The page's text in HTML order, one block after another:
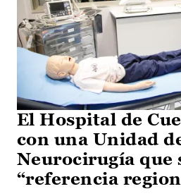
El Hospital de
con una Unidad
Neurocirugía que
“referencia